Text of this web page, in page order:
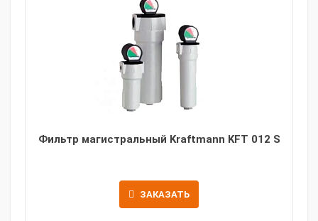
Фильтр магистральный Kraftmann KFT 012 S
ЗАКАЗАТЬ